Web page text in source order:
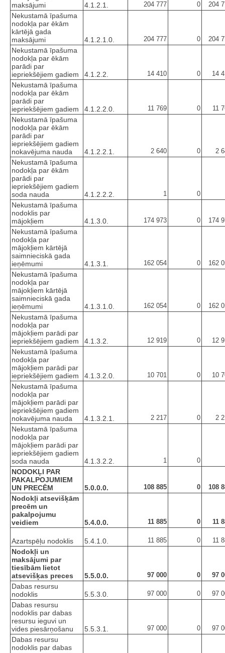
maksājumi
4.1.2.1. 204 777 0 204
Nekustamā īpašuma
nodokļa par ēkām
kārtējā gada
maksājumi
4.1.2.1.0. 204 777 0 204
Nekustamā īpašuma
nodokļa par ēkām
parādi par
iepriekšējiem gadiem
4.1.2.2. 14 410 0 14
Nekustamā īpašuma
nodokļa par ēkām
parādi par
iepriekšējiem gadiem
4.1.2.2.0. 11 769 0 11
Nekustamā īpašuma
nodokļa par ēkām
parādi par
iepriekšējiem gadiem
nokavējuma nauda
4.1.2.2.1. 2 640 0 2
Nekustamā īpašuma
nodokļa par ēkām
parādi par
iepriekšējiem gadiem
soda nauda
4.1.2.2.2. 1 0
Nekustamā īpašuma
nodoklis par
mājokļiem
4.1.3.0. 174 973 0 174
Nekustamā īpašuma
nodokļa par
mājokļiem kārtējā
saimnieciskā gada
ieņēmumi
4.1.3.1. 162 054 0 162
Nekustamā īpašuma
nodokļa par
mājokļiem kārtējā
saimnieciskā gada
ieņēmumi
4.1.3.1.0. 162 054 0 162
Nekustamā īpašuma
nodokļa par
mājokļiem parādi par
iepriekšējiem gadiem
4.1.3.2. 12 919 0 12
Nekustamā īpašuma
nodokļa par
mājokļiem parādi par
iepriekšējiem gadiem
4.1.3.2.0. 10 701 0 10
Nekustamā īpašuma
nodokļa par
mājokļiem parādi par
iepriekšējiem gadiem
nokavējuma nauda
4.1.3.2.1. 2 217 0 2
Nekustamā īpašuma
nodokļa par
mājokļiem parādi par
iepriekšējiem gadiem
soda nauda
4.1.3.2.2. 1 0
NODOKĻI PAR
PAKALPOJUMIEM
UN PRECĒM
5.0.0.0. 108 885 0 108
Nodokļi atsevišķām
precēm un
pakalpojumu
veidiem
5.4.0.0. 11 885 0 11
Azartspēļu nodoklis 5.4.1.0. 11 885 0 11
Nodokļi un
maksājumi par
tiesībām lietot
atsevišķas preces
5.5.0.0. 97 000 0 97
Dabas resursu
nodoklis
5.5.3.0. 97 000 0 97
Dabas resursu
nodoklis par dabas
resursu ieguvi un
vides piesārņošanu
5.5.3.1. 97 000 0 97
Dabas resursu
nodoklis par dabas